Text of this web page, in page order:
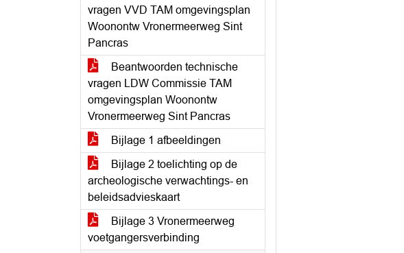
vragen VVD TAM omgevingsplan
Woonontw Vronermeerweg Sint
Pancras
Beantwoorden technische
vragen LDW Commissie TAM
omgevingsplan Woonontw
Vronermeerweg Sint Pancras
Bijlage 1 afbeeldingen
Bijlage 2 toelichting op de
archeologische verwachtings- en
beleidsadvieskaart
Bijlage 3 Vronermeerweg
voetgangersverbinding